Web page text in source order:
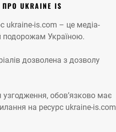
ПРО UKRAINE IS
ukraine-is.com – це медіа-
подорожам Україною.
дозволена з дозволу
узгодження, обов’язково має
на ресурс ukraine-is.com